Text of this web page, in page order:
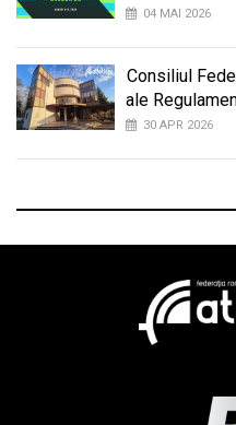
04 MAI 2026
Consiliul
ale
30 APR 2026